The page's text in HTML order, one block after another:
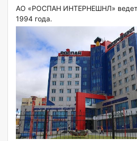
АО «РОСПАН ИНТЕРНЕШНЛ» ведет
1994 года.